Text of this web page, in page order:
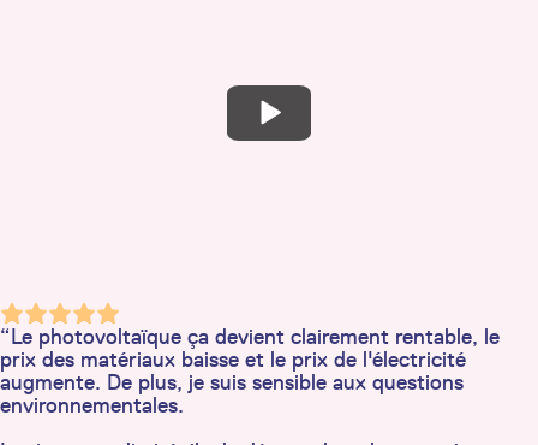
“Le photovoltaïque ça devient clairement rentable, le
prix des matériaux baisse et le prix de l'électricité
augmente. De plus, je suis sensible aux questions
environnementales.